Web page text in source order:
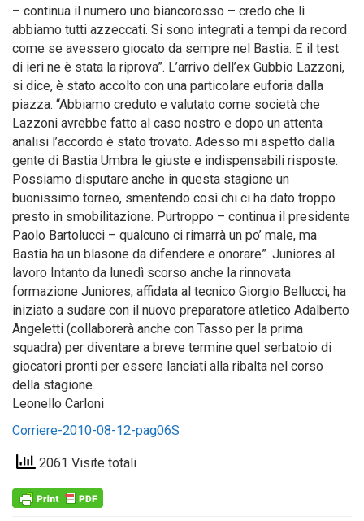
– continua il numero uno biancorosso – credo che li
abbiamo tutti azzeccati. Si sono integrati a tempi da record
come se avessero giocato da sempre nel Bastia. E il test
di ieri ne è stata la riprova”. L’arrivo dell’ex Gubbio Lazzoni,
si dice, è stato accolto con una particolare euforia dalla
piazza. “Abbiamo creduto e valutato come società che
Lazzoni avrebbe fatto al caso nostro e dopo un attenta
analisi l’accordo è stato trovato. Adesso mi aspetto dalla
gente di Bastia Umbra le giuste e indispensabili risposte.
Possiamo disputare anche in questa stagione un
buonissimo torneo, smentendo così chi ci ha dato troppo
presto in smobilitazione. Purtroppo – continua il presidente
Paolo Bartolucci – qualcuno ci rimarrà un po’ male, ma
Bastia ha un blasone da difendere e onorare”. Juniores al
lavoro Intanto da lunedì scorso anche la rinnovata
formazione Juniores, affidata al tecnico Giorgio Bellucci, ha
iniziato a sudare con il nuovo preparatore atletico Adalberto
Angeletti (collaborerà anche con Tasso per la prima
squadra) per diventare a breve termine quel serbatoio di
giocatori pronti per essere lanciati alla ribalta nel corso
della stagione.
Leonello Carloni
Corriere-2010-08-12-pag06S
2061 Visite totali